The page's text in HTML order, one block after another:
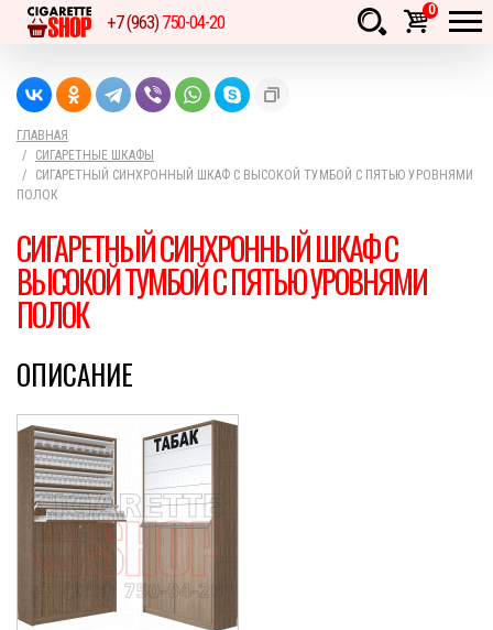
+7 (963)750-04-20
0
ГЛАВНАЯ
СИГАРЕТНЫЕ ШКАФЫ
СИГАРЕТНЫЙ СИНХРОННЫЙ ШКАФ С ВЫСОКОЙ ТУМБОЙ С ПЯТЬЮ УРОВНЯМИ
ПОЛОК
СИГАРЕТНЫЙ СИНХРОННЫЙ ШКАФ С
ВЫСОКОЙ ТУМБОЙ С ПЯТЬЮ УРОВНЯМИ
ПОЛОК
ОПИСАНИЕ